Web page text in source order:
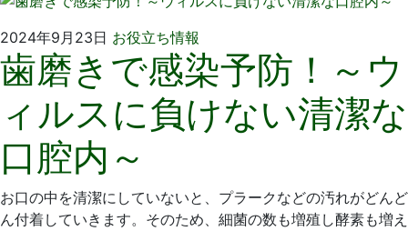
2024年9月23日 お役立ち情報
年
8
月
28
そ
歯
科
医
歯磨きで感染予防！～ウ
ィルスに負けない清潔な
口腔内～
お口の中を清潔にしていないと、プラークなどの汚れがどんど
ん付着していきます。そのため、細菌の数も増殖し酵素も増え